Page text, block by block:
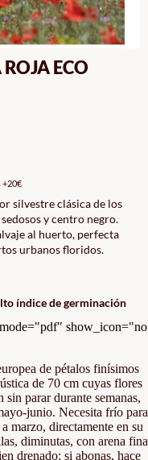
ECO
+20€
silvestre clásica de los
y centro negro.
al huerto, perfecta
urbanos floridos.
índice de germinación
de pétalos finísimos
de 70 cm cuyas flores
sin parar durante semanas,
junio. Necesita frío para
marzo, directamente en su
diminutas, con arena fina
drenado: si abonas, hace